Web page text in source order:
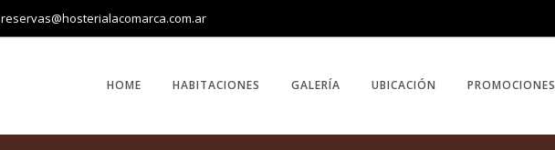
reservas@hosterialacomarca.com.ar
HOME HABITACIONES GALERÍA UBICACIÓN PROMOCIONES